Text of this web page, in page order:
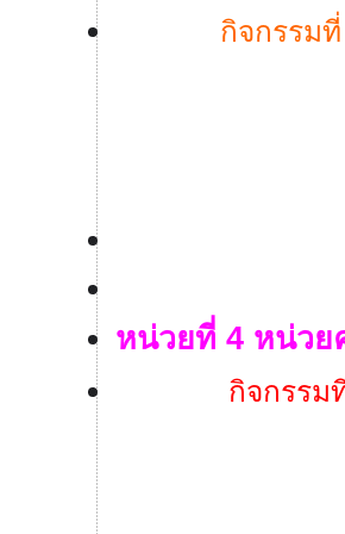
กิจกรรม
หน่วยที่ 4 หน่วย
กิจกรรม